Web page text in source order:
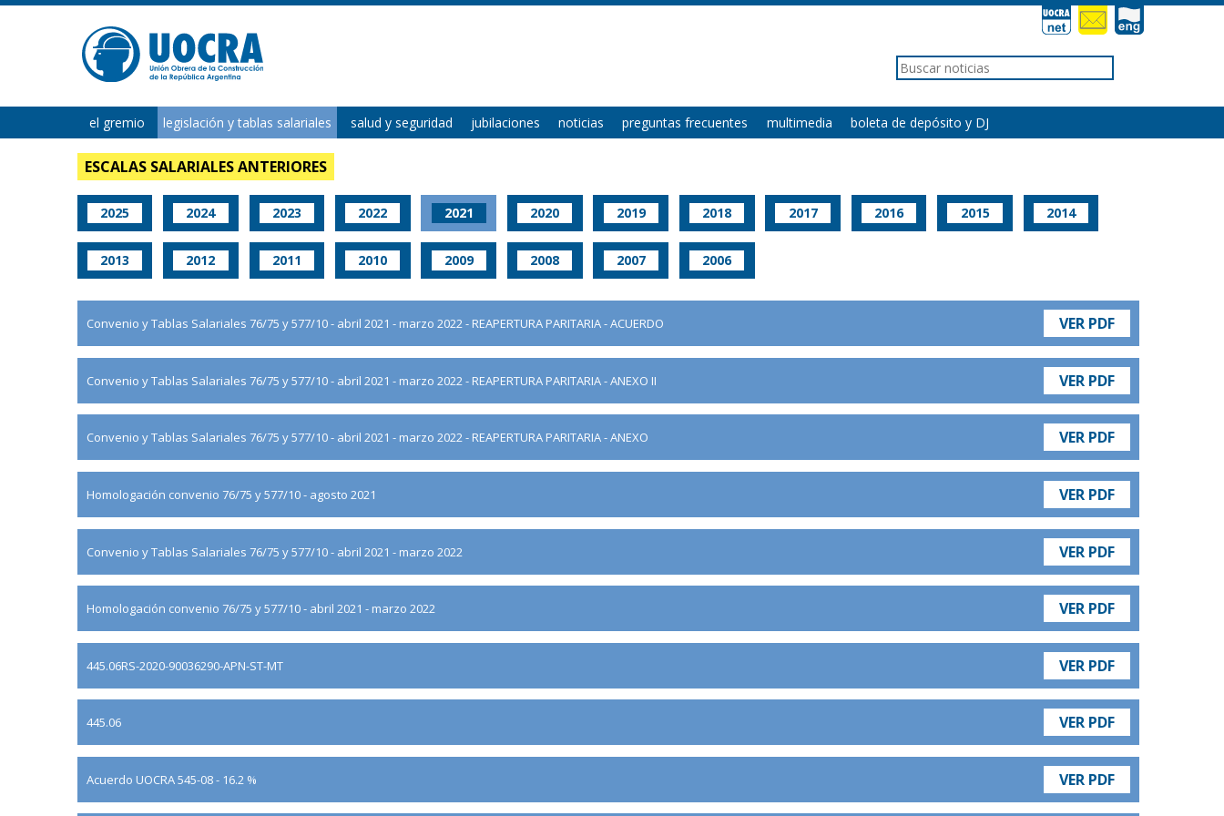
el gremio legislación y tablas salariales salud y seguridad jubilaciones noticias preguntas frecuentes multimedia boleta de depósito y DJ
ESCALAS SALARIALES ANTERIORES
2025 2024 2023 2022 2021 2020 2019 2018 2017 2016 2015 2014
2013 2012 2011 2010 2009 2008 2007 2006
Convenio y Tablas Salariales 76/75 y 577/10 - abril 2021 - marzo 2022 - REAPERTURA PARITARIA - ACUERDO VER PDF
Convenio y Tablas Salariales 76/75 y 577/10 - abril 2021 - marzo 2022 - REAPERTURA PARITARIA - ANEXO II VER PDF
Convenio y Tablas Salariales 76/75 y 577/10 - abril 2021 - marzo 2022 - REAPERTURA PARITARIA - ANEXO VER PDF
Homologación convenio 76/75 y 577/10 - agosto 2021 VER PDF
Convenio y Tablas Salariales 76/75 y 577/10 - abril 2021 - marzo 2022 VER PDF
Homologación convenio 76/75 y 577/10 - abril 2021 - marzo 2022 VER PDF
445.06RS-2020-90036290-APN-ST-MT VER PDF
445.06 VER PDF
Acuerdo UOCRA 545-08 - 16.2 % VER PDF